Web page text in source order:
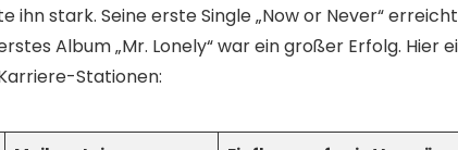
ihn stark. Seine erste Single „Now or Never“
Album „Mr. Lonely“ war ein großer Erfolg. Hier
Stationen: